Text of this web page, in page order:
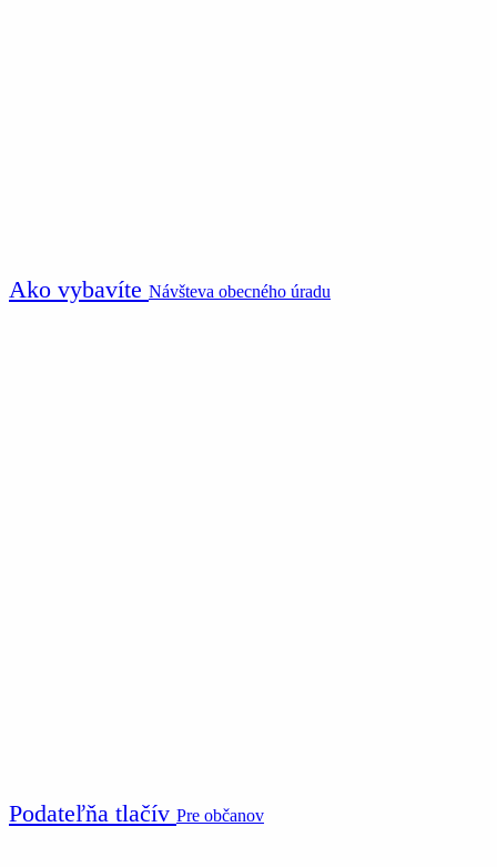
Ako vybavíte Návšteva obecného úradu
Podateľňa tlačív Pre občanov